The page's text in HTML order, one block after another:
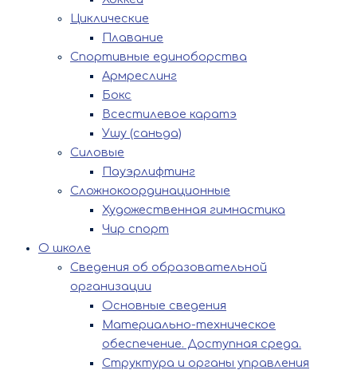
Циклические
Плавание
Спортивные единоборства
Армреслинг
Бокс
Всестилевое каратэ
Ушу (саньда)
Силовые
Пауэрлифтинг
Сложнокоординационные
Художественная гимнастика
Чир спорт
О школе
Сведения об образовательной
организации
Основные сведения
Материально-техническое
обеспечение. Доступная среда.
Структура и органы управления